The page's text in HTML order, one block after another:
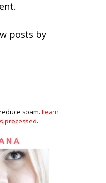
posts by
spam. Learn
processed.